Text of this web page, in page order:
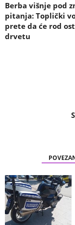
Berba višnje pod
pitanja: Toplički
prete da će rod
drvetu